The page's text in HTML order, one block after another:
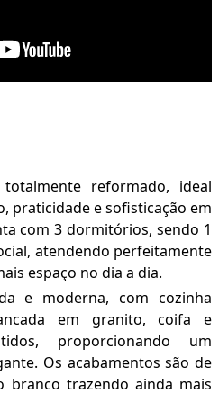
reformado, ideal
praticidade e sofisticação em
com 3 dormitórios, sendo 1
atendendo perfeitamente
espaço no dia a dia.
e moderna, com cozinha
em granito, coifa e
proporcionando um
Os acabamentos são de
branco trazendo ainda mais